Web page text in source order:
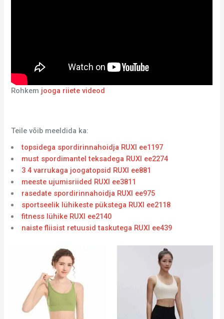
Rohkem jooga riiete videod
Teile võib meeldida ka:
topsidega spordirinnahoidja RUXI ee1197
must spordimantel teksadega RUXI ee2274
3 4 varrukaga joogatopsid RUXI ee881
meeste ujumisriided RUXI ee3811
rasedate spordirinnahoidja RUXI ee975
sportseelik lühikeste pükstega RUXI ee2118
fitness lühike RUXI ee2140
naiste fliisist retuusid taskutega RUXI ee439